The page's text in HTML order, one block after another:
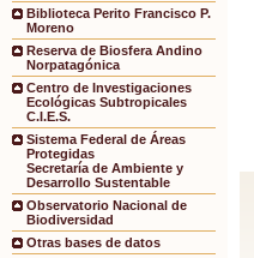
Biblioteca Perito Francisco P.
Moreno
Reserva de Biosfera Andino
Norpatagónica
Centro de Investigaciones
Ecológicas Subtropicales
C.I.E.S.
Sistema Federal de Áreas
Protegidas
Secretaría de Ambiente y
Desarrollo Sustentable
Observatorio Nacional de
Biodiversidad
Otras bases de datos